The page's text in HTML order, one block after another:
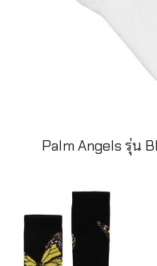
Palm Angels รุ่น